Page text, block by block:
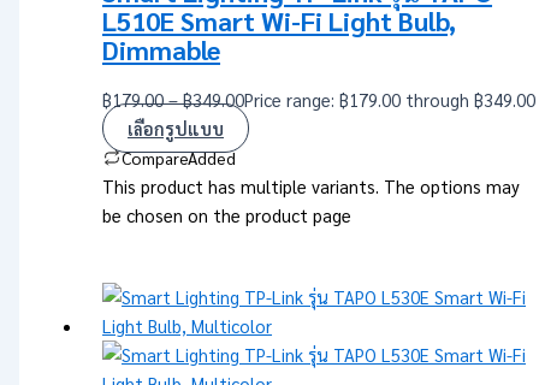
L510E Smart Wi-Fi Light Bulb,
Dimmable
฿179.00 – ฿349.00Price range: ฿179.00 through ฿349.00
เลือกรูปแบบ
CompareAdded
This product has multiple variants. The options may
be chosen on the product page